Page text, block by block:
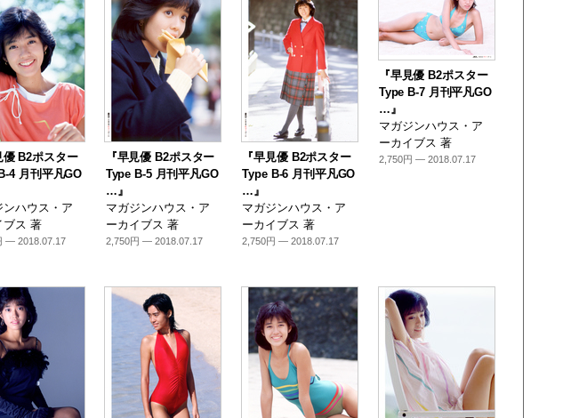
優 B2ポスター
4 月刊平凡GO
ンハウス・ア
ブス 著
— 2018.07.17
『早見優 B2ポスター
Type B-5 月刊平凡GO
…』
マガジンハウス・ア
ーカイブス 著
2,750円 — 2018.07.17
『早見優 B2ポスター
Type B-6 月刊平凡GO
…』
マガジンハウス・ア
ーカイブス 著
2,750円 — 2018.07.17
『早見優 B2ポスター
Type B-7 月刊平凡GO
…』
マガジンハウス・ア
ーカイブス 著
2,750円 — 2018.07.17